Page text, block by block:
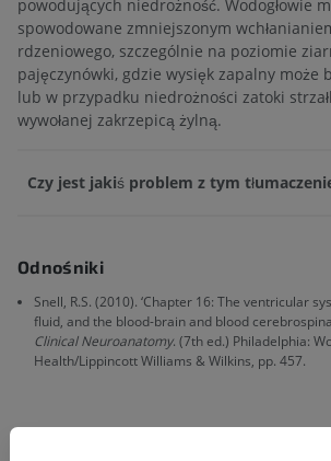
powodujących niedrożność. Wodogłowie
spowodowane zmniejszonym
rdzeniowego, szczególnie na poziomie
pajęczynówki, gdzie wysięk zapalny może
lub w przypadku niedrożności zatoki
wywołanej zakrzepicą żylną.
Czy jest jakiś problem z tym
Odnośniki
Snell, R.S. (2010). ‘Chapter 16: The ventricular
fluid, and the blood-brain and blood
Clinical Neuroanatomy. (7th ed.) Philadelphia:
Health/Lippincott Williams & Wilkins, pp. 457.